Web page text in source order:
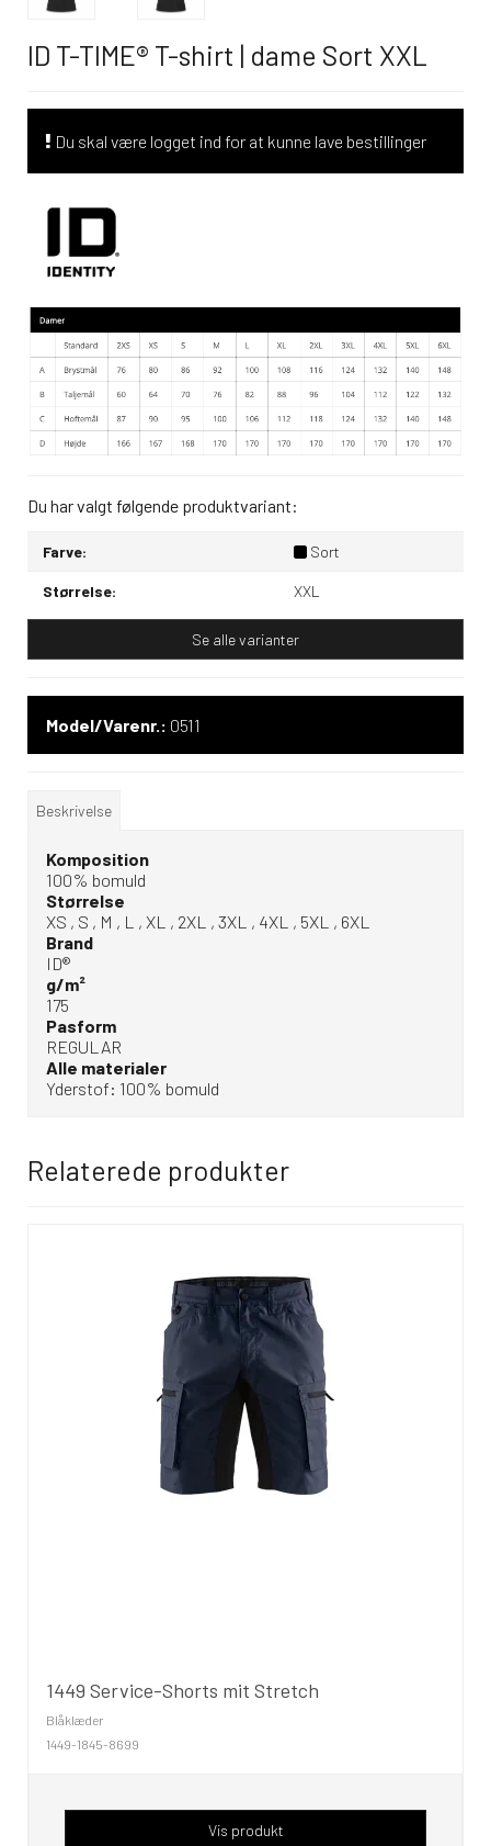
ID T-TIME® T-shirt | dame Sort XXL
Du skal være logget ind for at kunne lave bestillinger
Du har valgt følgende produktvariant:
Farve: Sort
Størrelse: XXL
Se alle varianter
Model/Varenr.: 0511
Beskrivelse
Komposition
100% bomuld
Størrelse
XS , S , M , L , XL , 2XL , 3XL , 4XL , 5XL , 6XL
Brand
ID®
g/m²
175
Pasform
REGULAR
Alle materialer
Yderstof: 100% bomuld
Relaterede produkter
1449 Service-Shorts mit Stretch
Blåklæder
1449-1845-8699
Vis produkt